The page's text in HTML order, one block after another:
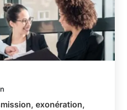
exonération,